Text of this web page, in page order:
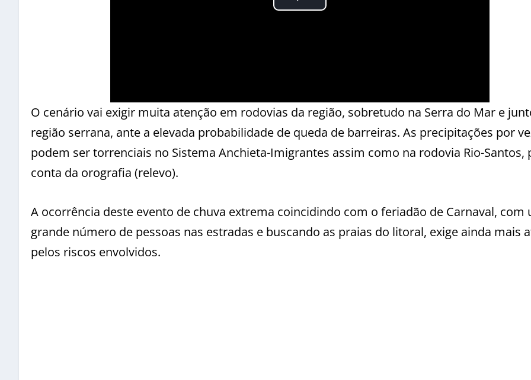
O cenário vai exigir muita atenção em rodovias da região, sobretudo na Serra do Mar e
região serrana, ante a elevada probabilidade de queda de barreiras. As precipitações por
podem ser torrenciais no Sistema Anchieta-Imigrantes assim como na rodovia Rio-Santos,
conta da orografia (relevo).
A ocorrência deste evento de chuva extrema coincidindo com o feriadão de Carnaval, com
grande número de pessoas nas estradas e buscando as praias do litoral, exige ainda mais
pelos riscos envolvidos.